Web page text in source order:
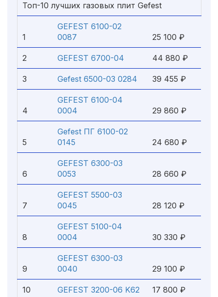
Топ-10 лучших газовых плит Gefest
1
GEFEST 6100-02
0087
25 100 ₽
2 GEFEST 6700-04 44 880 ₽
3 Gefest 6500-03 0284 39 455 ₽
4
GEFEST 6100-04
0004
29 860 ₽
5
Gefest ПГ 6100-02
0145
24 680 ₽
6
GEFEST 6300-03
0053
28 660 ₽
7
GEFEST 5500-03
0045
28 120 ₽
8
GEFEST 5100-04
0004
30 330 ₽
9
GEFEST 6300-03
0040
29 100 ₽
10 GEFEST 3200-06 K62 17 800 ₽